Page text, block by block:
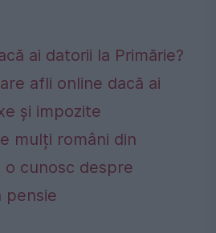
ai datorii la Primărie?
afli online dacă ai
și impozite
mulți români din
cunosc despre
pensie